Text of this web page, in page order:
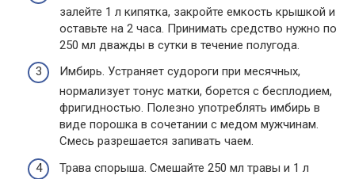
залейте 1 л кипятка, закройте емкость крышкой и
оставьте на 2 часа. Принимать средство нужно по
250 мл дважды в сутки в течение полугода.
Имбирь. Устраняет судороги при месячных,
нормализует тонус матки, борется с бесплодием,
фригидностью. Полезно употреблять имбирь в
виде порошка в сочетании с медом мужчинам.
Смесь разрешается запивать чаем.
Трава спорыша. Смешайте 250 мл травы и 1 л